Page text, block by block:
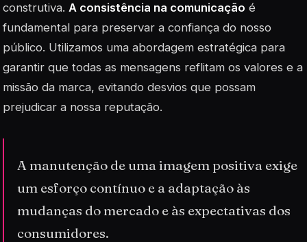
construtiva. A consistência na comunicação é
fundamental para preservar a confiança do nosso
público. Utilizamos uma abordagem estratégica para
garantir que todas as mensagens reflitam os valores e a
missão da marca, evitando desvios que possam
prejudicar a nossa reputação.
A manutenção de uma imagem positiva exige
um esforço contínuo e a adaptação às
mudanças do mercado e às expectativas dos
consumidores.